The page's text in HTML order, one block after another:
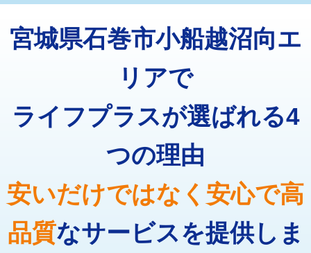
マス交換（深さ50㎝以上） 66,000円
コンクリート斫り（厚さ10㎝超え）
モルタル補修（厚さ10㎝まで） 27,500円
16,500円
廃棄・処分 現場見積
トーラー機使用/3mまで 33,000円
追加トーラー機使用/3m超え +3,300円
止水・漏水調査・防水処理・清掃・修
11,000円
止水・漏水調査・防水処理・清掃・修
22,000円
止水・漏水調査・防水処理・清掃・修
理・調整・分解・加工など（重作業）
33,000円
その他部品の脱着 8,800円～
宮城県石巻市小船越沼向エ
リアで
ライフプラスが選ばれる4
つの理由
安いだけではなく安心で高
品質なサービスを提供しま